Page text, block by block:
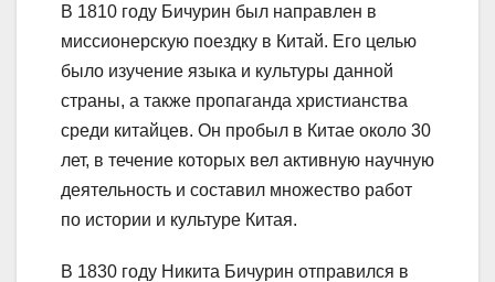
В 1810 году Бичурин был направлен в
миссионерскую поездку в Китай. Его целью
было изучение языка и культуры данной
страны, а также пропаганда христианства
среди китайцев. Он пробыл в Китае около 30
лет, в течение которых вел активную научную
деятельность и составил множество работ
по истории и культуре Китая.
В 1830 году Никита Бичурин отправился в